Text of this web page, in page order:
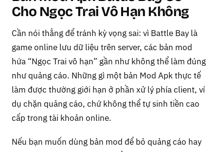
Cho Ngọc Trai Vô Hạn Không
Cần nói thẳng để tránh kỳ vọng sai: vì Battle Bay là
game online lưu dữ liệu trên server, các bản mod
hứa “Ngọc Trai vô hạn” gần như không thể làm đúng
như quảng cáo. Những gì một bản Mod Apk thực tế
làm được thường giới hạn ở phần xử lý phía client, ví
dụ chặn quảng cáo, chứ không thể tự sinh tiền cao
cấp trong tài khoản online.
Nếu bạn muốn dùng bản mod để bỏ quảng cáo hay